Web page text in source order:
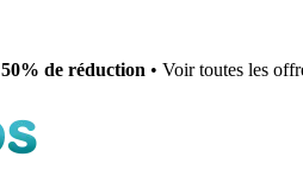
50% de réduction • Voir toutes les